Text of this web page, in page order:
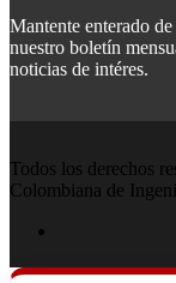
Mantente enterado
nuestro boletín
noticias de intéres.
Todos los derechos
Colombiana de